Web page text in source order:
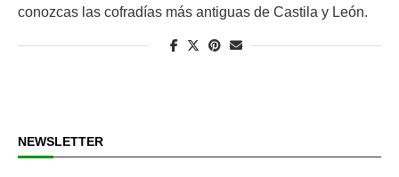
conozcas las cofradías más antiguas de Castila y León.
NEWSLETTER